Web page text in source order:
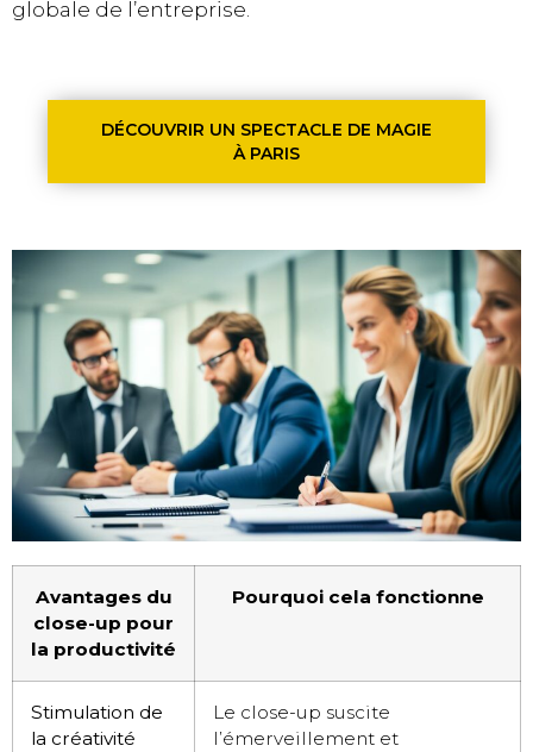
globale de l’entreprise.
DÉCOUVRIR UN SPECTACLE DE MAGIE
À PARIS
Avantages du
close-up pour
la productivité
Pourquoi cela fonctionne
Stimulation de
la créativité
Le close-up suscite
l’émerveillement et